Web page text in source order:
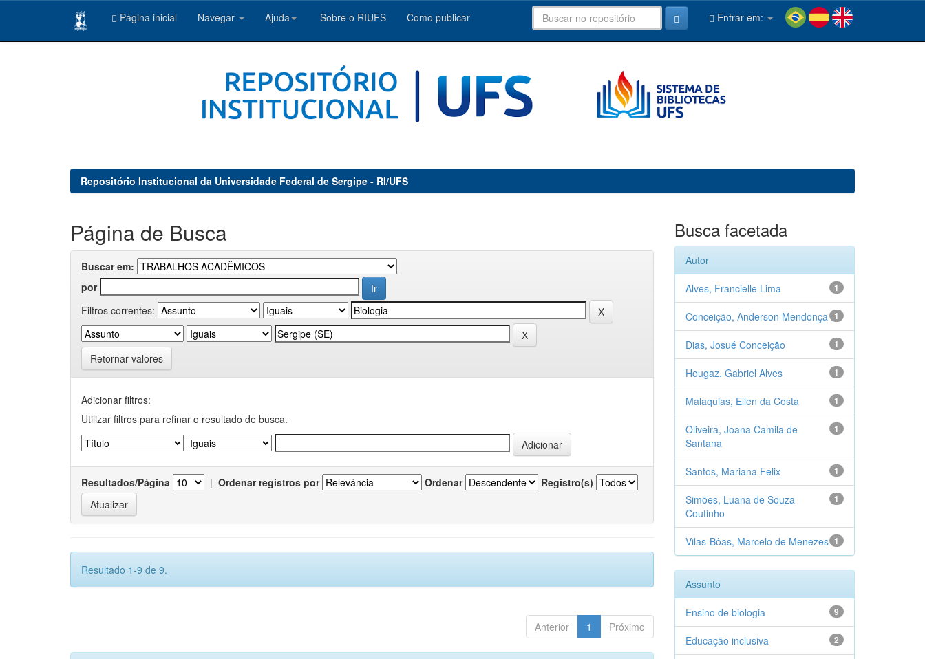
Página inicial Navegar Ajuda Sobre o RIUFS Como publicar Entrar em:
Repositório Institucional da Universidade Federal de Sergipe - RI/UFS
Página de Busca
Buscar em:
por
Filtros correntes:
Retornar valores
Adicionar filtros:
Utilizar filtros para refinar o resultado de busca.
Resultados/Página | Ordenar registros por Ordenar Registro(s)
Resultado 1-9 de 9.
Anterior 1 Próximo
Busca facetada
Autor
1
Alves, Francielle Lima
1
Conceição, Anderson Mendonça
1
Dias, Josué Conceição
1
Hougaz, Gabriel Alves
1
Malaquias, Ellen da Costa
1
Oliveira, Joana Camila de
Santana
1
Santos, Mariana Felix
1
Simões, Luana de Souza
Coutinho
1
Vilas-Bôas, Marcelo de Menezes
Assunto
9
Ensino de biologia
2
Educação inclusiva